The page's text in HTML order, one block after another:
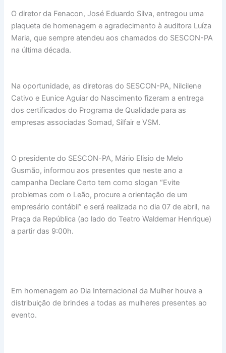
O diretor da Fenacon, José Eduardo Silva, entregou uma
plaqueta de homenagem e agradecimento à auditora Luíza
Maria, que sempre atendeu aos chamados do SESCON-PA
na última década.
Na oportunidade, as diretoras do SESCON-PA, Nilcilene
Cativo e Eunice Aguiar do Nascimento fizeram a entrega
dos certificados do Programa de Qualidade para as
empresas associadas Somad, Silfair e VSM.
O presidente do SESCON-PA, Mário Elisio de Melo
Gusmão, informou aos presentes que neste ano a
campanha Declare Certo tem como slogan “Evite
problemas com o Leão, procure a orientação de um
empresário contábil” e será realizada no dia 07 de abril, na
Praça da República (ao lado do Teatro Waldemar Henrique)
a partir das 9:00h.
Em homenagem ao Dia Internacional da Mulher houve a
distribuição de brindes a todas as mulheres presentes ao
evento.